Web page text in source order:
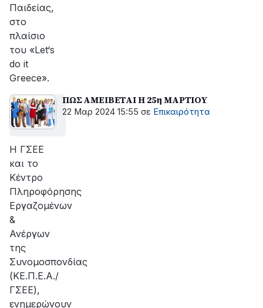
Παιδείας,
στο
πλαίσιο
του «Let‘s
do it
Greece».
ΠΩΣ ΑΜΕΙΒΕΤΑΙ Η 25η ΜΑΡΤΙΟΥ
22 Μαρ 2024 15:55 σε Επικαιρότητα
H ΓΣΕΕ
και το
Κέντρο
Πληροφόρησης
Εργαζομένων
&
Ανέργων
της
Συνομοσπονδίας
(ΚΕ.Π.Ε.Α./
ΓΣΕΕ),
ενημερώνουν